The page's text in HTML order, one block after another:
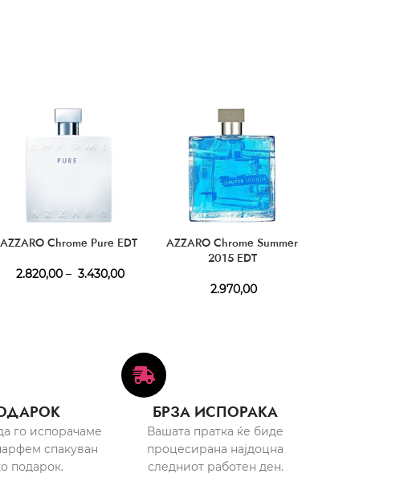
AZZARO Chrome Pure EDT
2.820,00 – 3.430,00
AZZARO Chrome Summer
2015 EDT
2.970,00
го испорачаме
спакуван
подарок.
БРЗА ИСПОРАКА
Вашата пратка ќе биде
процесирана најдоцна
следниот работен ден.